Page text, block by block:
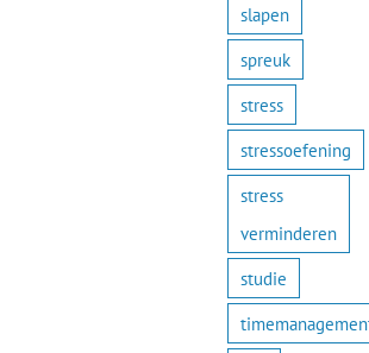
slapen
spreuk
stress
stressoefening
stress
verminderen
studie